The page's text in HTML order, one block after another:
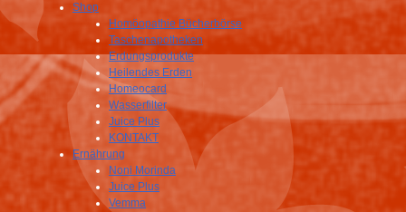
Shop
Homöopathie Bücherbörse
Taschenapotheken
Erdungsprodukte
Heilendes Erden
Homeocard
Wasserfilter
Juice Plus
KONTAKT
Ernährung
Noni Morinda
Juice Plus
Vemma